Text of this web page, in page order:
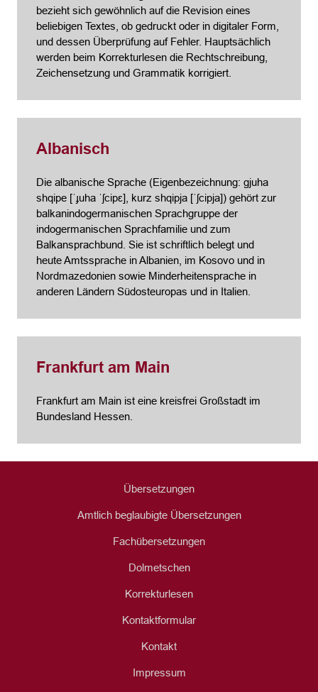
bezieht sich gewöhnlich auf die Revision eines
beliebigen Textes, ob gedruckt oder in digitaler Form,
und dessen Überprüfung auf Fehler. Hauptsächlich
werden beim Korrekturlesen die Rechtschreibung,
Zeichensetzung und Grammatik korrigiert.
Albanisch
Die albanische Sprache (Eigenbezeichnung: gjuha
shqipe [ˈɟuha ˈʃcipɛ], kurz shqipja [ˈʃcipja]) gehört zur
balkanindogermanischen Sprachgruppe der
indogermanischen Sprachfamilie und zum
Balkansprachbund. Sie ist schriftlich belegt und
heute Amtssprache in Albanien, im Kosovo und in
Nordmazedonien sowie Minderheitensprache in
anderen Ländern Südosteuropas und in Italien.
Frankfurt am Main
Frankfurt am Main ist eine kreisfrei Großstadt im
Bundesland Hessen.
Übersetzungen
Amtlich beglaubigte Übersetzungen
Fachübersetzungen
Dolmetschen
Korrekturlesen
Kontaktformular
Kontakt
Impressum